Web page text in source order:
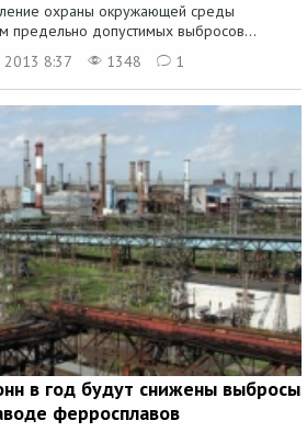
охраны окружающей среды
предельно допустимых выбросов...
2013 8:37 1348 1
в год будут снижены выбросы
ферросплавов